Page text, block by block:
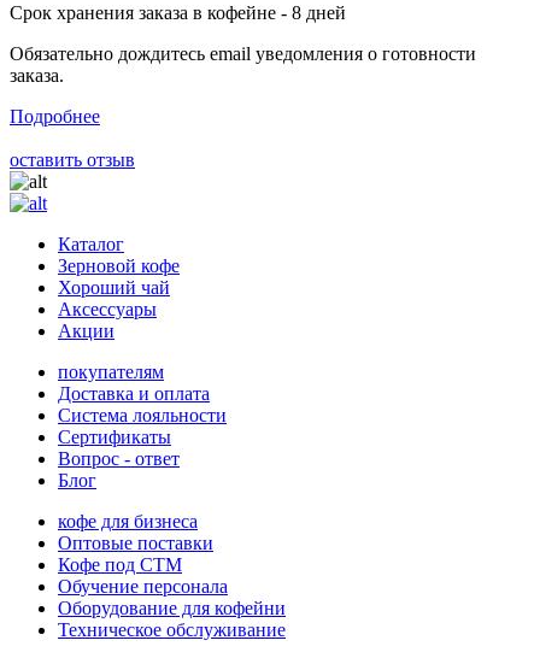
Срок хранения заказа в кофейне - 8 дней
Обязательно дождитесь email уведомления о готовности
заказа.
Подробнее
оставить отзыв
Каталог
Зерновой кофе
Хороший чай
Аксессуары
Акции
покупателям
Доставка и оплата
Система лояльности
Сертификаты
Вопрос - ответ
Блог
кофе для бизнеса
Оптовые поставки
Кофе под СТМ
Обучение персонала
Оборудование для кофейни
Техническое обслуживание